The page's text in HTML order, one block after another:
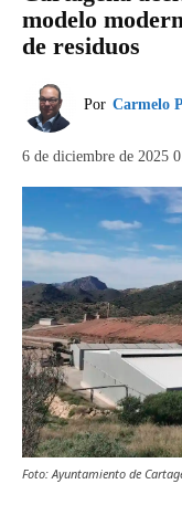
modelo
de residuos
Por Carmelo
6 de diciembre de 2025
Foto: Ayuntamiento de